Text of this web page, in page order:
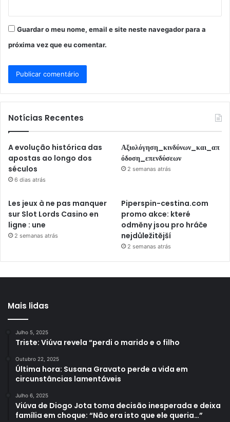
Guardar o meu nome, email e site neste navegador para a
próxima vez que eu comentar.
Notícias Recentes
A evolução histórica das
apostas ao longo dos
séculos
6 dias atrás
Αξιολόγηση_κινδύνων_και_απ
όδοση_επενδύσεων
2 semanas atrás
Les jeux à ne pas manquer
sur Slot Lords Casino en
ligne : une
2 semanas atrás
Piperspin-cestina.com
promo akce: které
odměny jsou pro hráče
nejdůležitější
2 semanas atrás
Mais lidas
Julho 5, 2025
Triste: Viúva revela “perdi o marido e o filho
Outubro 22, 2025
Última hora: Susana Gravato perde a vida em
circunstâncias lamentáveis
Julho 6, 2025
Viúva de Diogo Jota toma decisão inesperada e deixa
família em choque: “Não era isto que ele queria…”